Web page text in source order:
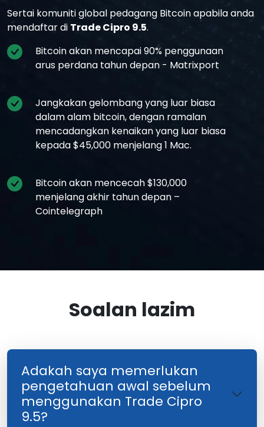
Sertai komuniti global pedagang Bitcoin apabila anda
mendaftar di Trade Cipro 9.5.
Bitcoin akan mencapai 90% penggunaan
arus perdana tahun depan - Matrixport
Jangkakan gelombang yang luar biasa
dalam alam bitcoin, dengan ramalan
mencadangkan kenaikan yang luar biasa
kepada $45,000 menjelang 1 Mac.
Bitcoin akan mencecah $130,000
menjelang akhir tahun depan –
Cointelegraph
Soalan lazim
Adakah saya memerlukan
pengetahuan awal sebelum
menggunakan Trade Cipro
9.5?